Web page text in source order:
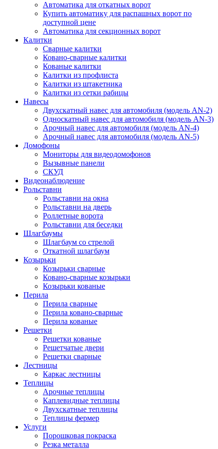
Автоматика для откатных ворот
Купить автоматику для распашных ворот по
доступной цене
Автоматика для секционных ворот
Калитки
Сварные калитки
Ковано-сварные калитки
Кованые калитки
Калитки из профлиста
Калитки из штакетника
Калитки из сетки рабицы
Навесы
Двухскатный навес для автомобиля (модель AN-2)
Односкатный навес для автомобиля (модель AN-3)
Арочный навес для автомобиля (модель AN-4)
Арочный навес для автомобиля (модель AN-5)
Домофоны
Мониторы для видеодомофонов
Вызывные панели
СКУД
Видеонаблюдение
Рольставни
Рольставни на окна
Рольставни на дверь
Роллетные ворота
Рольставни для беседки
Шлагбаумы
Шлагбаум со стрелой
Откатной шлагбаум
Козырьки
Козырьки сварные
Ковано-сварные козырьки
Козырьки кованые
Перила
Перила сварные
Перила ковано-сварные
Перила кованые
Решетки
Решетки кованые
Решетчатые двери
Решетки сварные
Лестницы
Каркас лестницы
Теплицы
Арочные теплицы
Каплевидные теплицы
Двухскатные теплицы
Теплицы фермер
Услуги
Порошковая покраска
Резка металла